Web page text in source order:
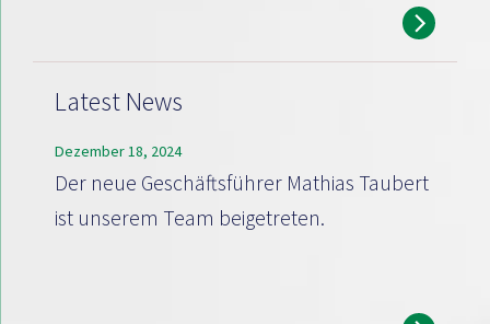
Latest News
Dezember 18, 2024
Der neue Geschäftsführer Mathias Taubert
ist unserem Team beigetreten.